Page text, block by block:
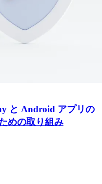
と Android アプリの
めの取り組み